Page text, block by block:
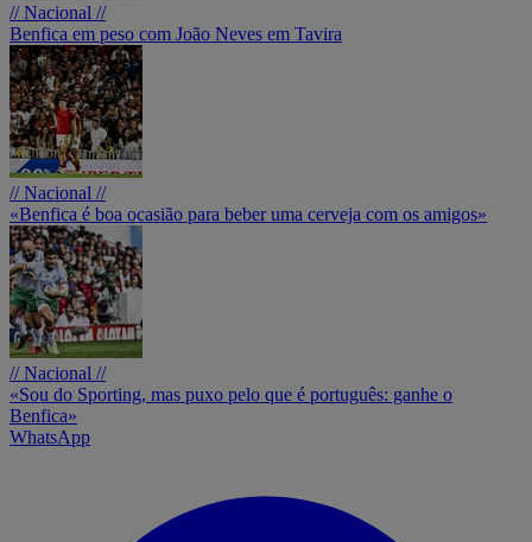
// Nacional //
Benfica em peso com João Neves em Tavira
// Nacional //
«Benfica é boa ocasião para beber uma cerveja com os amigos»
// Nacional //
«Sou do Sporting, mas puxo pelo que é português: ganhe o
Benfica»
WhatsApp